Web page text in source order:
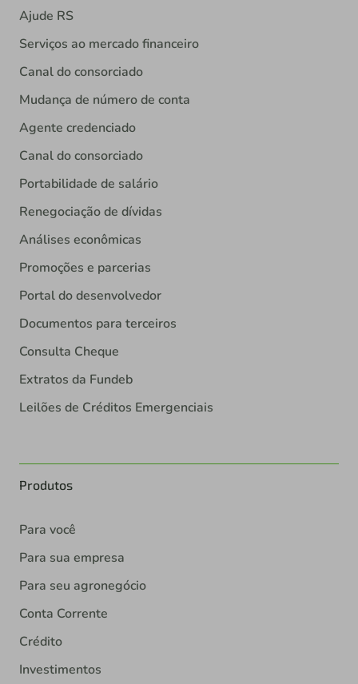
Ajude RS
Serviços ao mercado financeiro
Canal do consorciado
Mudança de número de conta
Agente credenciado
Canal do consorciado
Portabilidade de salário
Renegociação de dívidas
Análises econômicas
Promoções e parcerias
Portal do desenvolvedor
Documentos para terceiros
Consulta Cheque
Extratos da Fundeb
Leilões de Créditos Emergenciais
Produtos
Para você
Para sua empresa
Para seu agronegócio
Conta Corrente
Crédito
Investimentos